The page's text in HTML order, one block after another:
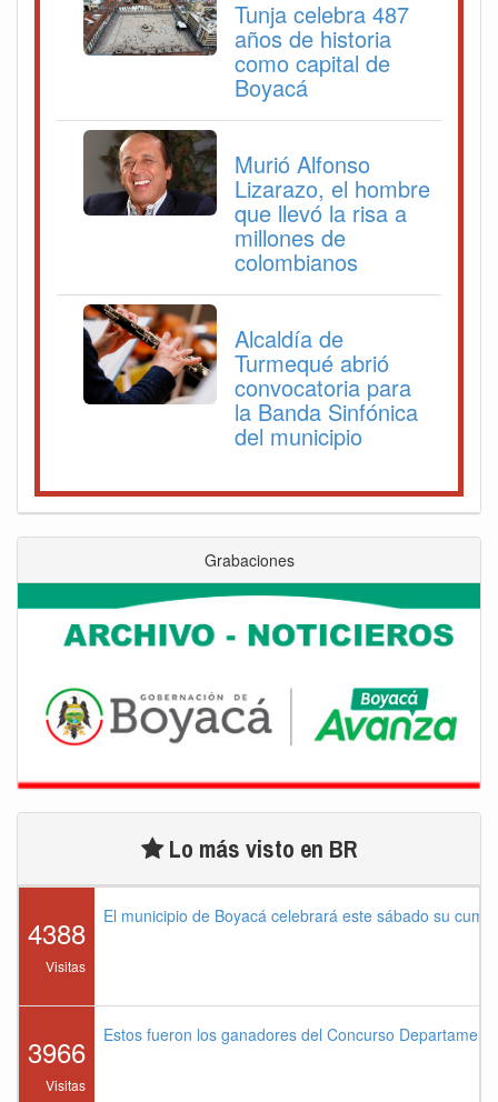
Tunja celebra 487
años de historia
como capital de
Boyacá
Murió Alfonso
Lizarazo, el hombre
que llevó la risa a
millones de
colombianos
Alcaldía de
Turmequé abrió
convocatoria para
la Banda Sinfónica
del municipio
Grabaciones
Lo más visto en BR
4388
Visitas
El municipio de Boyacá celebrará este sábado su
3966
Visitas
Estos fueron los ganadores del Concurso